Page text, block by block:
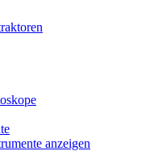
anzeigen